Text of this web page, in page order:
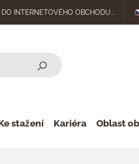
DO INTERNETOVÉHO OBCHODU...
stažení Kariéra Oblast